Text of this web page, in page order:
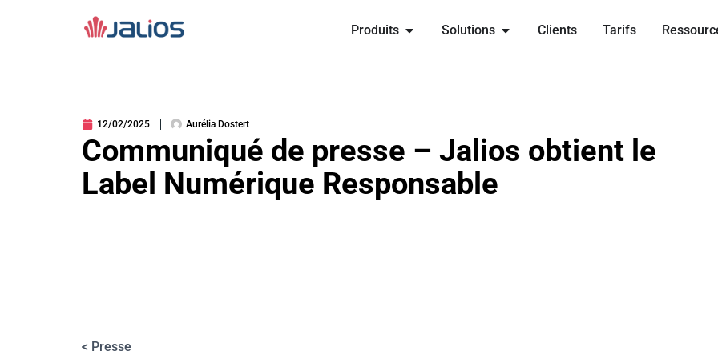
Produits Ouvrir Produits
Solutions Ouvrir Solutions
Clients Tarifs
12/02/2025 Aurélia Dostert
Communiqué de presse – Jalios obtient le
Label Numérique Responsable
< Presse